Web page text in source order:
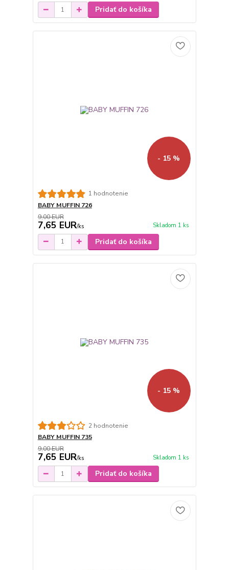
Pridať do košíka
- 15 %
1 hodnotenie
BABY MUFFIN 726
9,00 EUR
7,65 EUR/ks Skladom 1 ks
Pridať do košíka
- 15 %
2 hodnotenie
BABY MUFFIN 735
9,00 EUR
7,65 EUR/ks Skladom 1 ks
Pridať do košíka